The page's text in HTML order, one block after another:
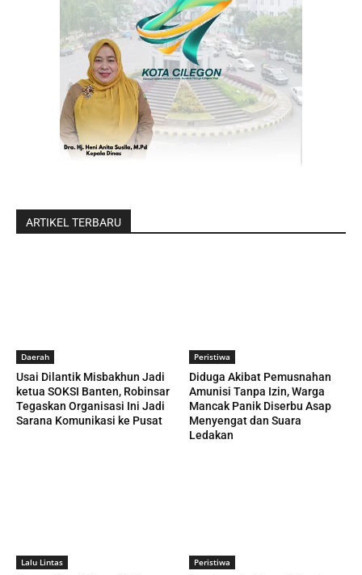
ARTIKEL TERBARU
Daerah
Usai Dilantik Misbakhun Jadi
ketua SOKSI Banten, Robinsar
Tegaskan Organisasi Ini Jadi
Sarana Komunikasi ke Pusat
Peristiwa
Diduga Akibat Pemusnahan
Amunisi Tanpa Izin, Warga
Mancak Panik Diserbu Asap
Menyengat dan Suara
Ledakan
Lalu Lintas Peristiwa